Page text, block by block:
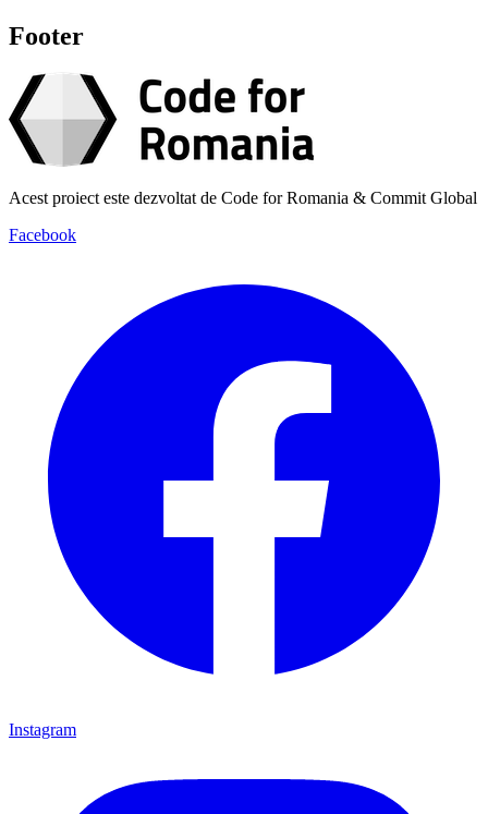
Footer
Acest proiect este dezvoltat de Code for Romania & Commit Global
Facebook
Instagram